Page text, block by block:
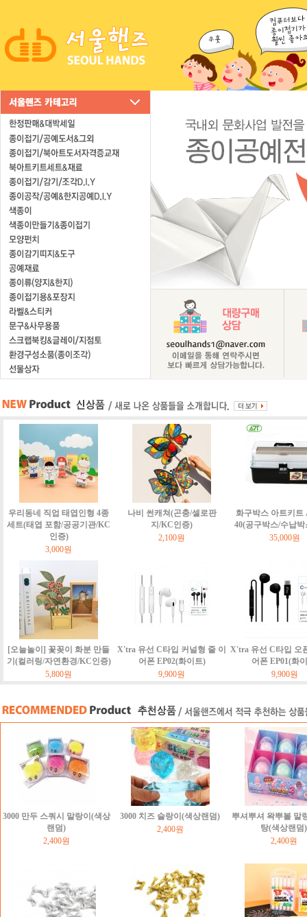
우리동네 직업 태엽인형 4종
세트(태엽 포함/공공기관/KC
인증)
3,000원
나비 썬캐쳐(곤충/셀로판
지/KC인증)
2,100원
화구박스 아트키
40(공구박스/수납
35,000원
[오늘놀이] 꽃꽂이 화분 만들
기(컬러링/자연환경/KC인증)
5,800원
X'tra 유선 C타입 커널형 줄 이
어폰 EP02(화이트)
9,900원
X'tra 유선 C타입 오
어폰 EP01(화
9,900원
3000 만두 스쿼시 말랑이(색상
랜덤)
2,400원
3000 치즈 슬랑이(색상랜덤)
2,400원
뿌셔뿌셔 왁뿌볼 말
탕(색상랜덤)
2,400원